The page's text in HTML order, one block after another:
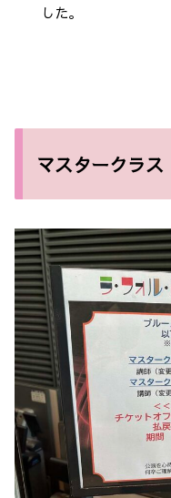
した。
マスタークラス